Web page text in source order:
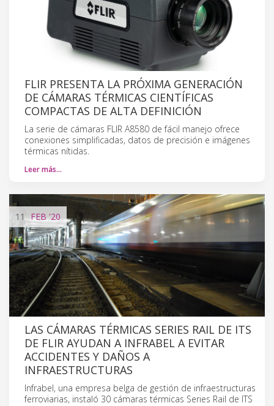
FLIR PRESENTA LA PRÓXIMA GENERACIÓN
DE CÁMARAS TÉRMICAS CIENTÍFICAS
COMPACTAS DE ALTA DEFINICIÓN
La serie de cámaras FLIR A8580 de fácil manejo ofrece
conexiones simplificadas, datos de precisión e imágenes
térmicas nítidas.
Leer más…
11 FEB'20
LAS CÁMARAS TÉRMICAS SERIES RAIL DE ITS
DE FLIR AYUDAN A INFRABEL A EVITAR
ACCIDENTES Y DAÑOS A
INFRAESTRUCTURAS
Infrabel, una empresa belga de gestión de infraestructuras
ferroviarias, instaló 30 cámaras térmicas Series Rail de ITS